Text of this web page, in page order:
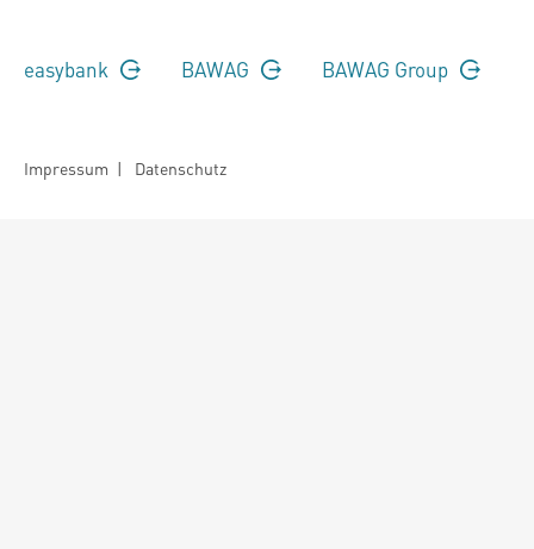
easybank BAWAG BAWAG Group
Impressum | Datenschutz